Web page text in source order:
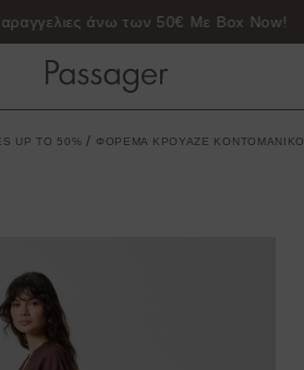
για παραγγελίες 50€ και άνω
UP TO 50% / ΦΟΡΕΜΑ ΚΡΟΥΑΖΕ ΚΟΝΤΟΜΑΝΙΚΟ